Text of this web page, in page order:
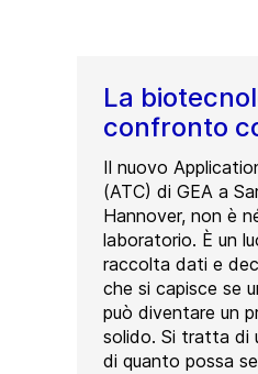
La
confronto
Il nuovo
(ATC) di GEA a
Hannover, non è
laboratorio. È un
raccolta dati e
che si capisce se
può diventare un
solido. Si tratta di
di quanto possa